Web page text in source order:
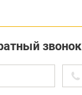
звонок